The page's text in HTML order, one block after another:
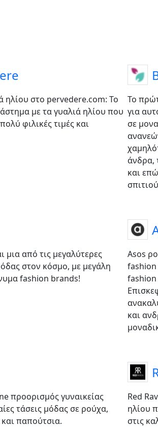
ηλίου στο pervedere.com: Το
με τα γυαλιά ηλίου που
φιλικές τιμές και
Το
για
σε
άνδρα,
και
μια από τις μεγαλύτερες
στον κόσμο, με μεγάλη
fashion brands!
Asos
fashion
fashion
και
προορισμός γυναικείας
τάσεις μόδας σε ρούχα,
παπούτσια.
Red
ηλίου
στις